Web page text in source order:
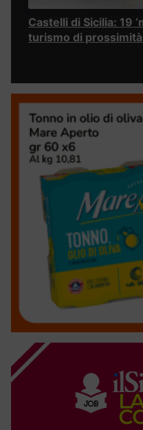
Castelli di Sicilia: 19
turismo di prossimità